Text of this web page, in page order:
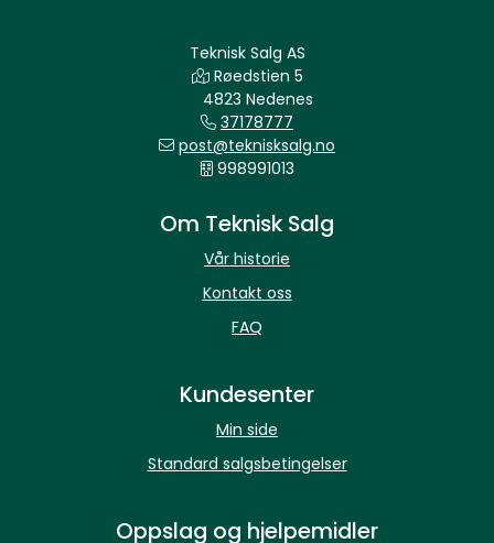
Teknisk Salg AS
Røedstien 5
4823 Nedenes
37178777
post@teknisksalg.no
998991013
Om Teknisk Salg
Vår historie
Kontakt oss
FAQ
Kundesenter
Min side
Standard salgsbetingelser
Oppslag og hjelpemidler